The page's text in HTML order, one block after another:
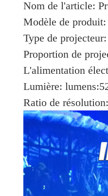
Nom de l'article:
Modèle de
Type de
Proportion de
L'alimentation
Lumière:
Ratio de